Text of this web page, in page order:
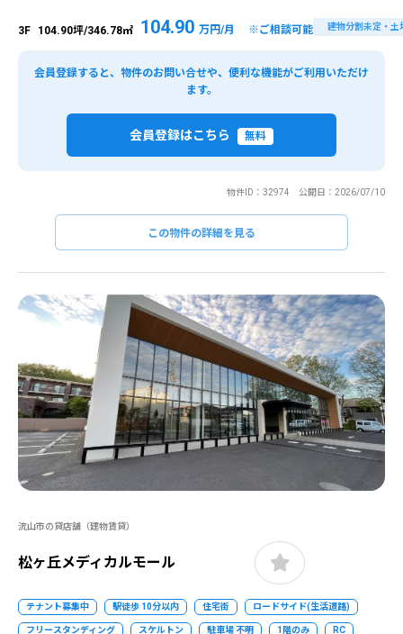
3F 104.90坪/346.78㎡ 104.90 万円/月 ※ご相談可能 建物分割未定・土
会員登録すると、物件のお問い合せや、便利な機能がご利用いただけ
ます。
会員登録はこちら 無料
物件ID：32974 公開日：2026/07/10
この物件の詳細を見る
流山市の貸店舗（建物賃貸）
松ヶ丘メディカルモール
テナント募集中 駅徒歩 10分以内 住宅街 ロードサイド(生活道路)
フリースタンディング スケルトン 駐車場 不明 1階のみ RC